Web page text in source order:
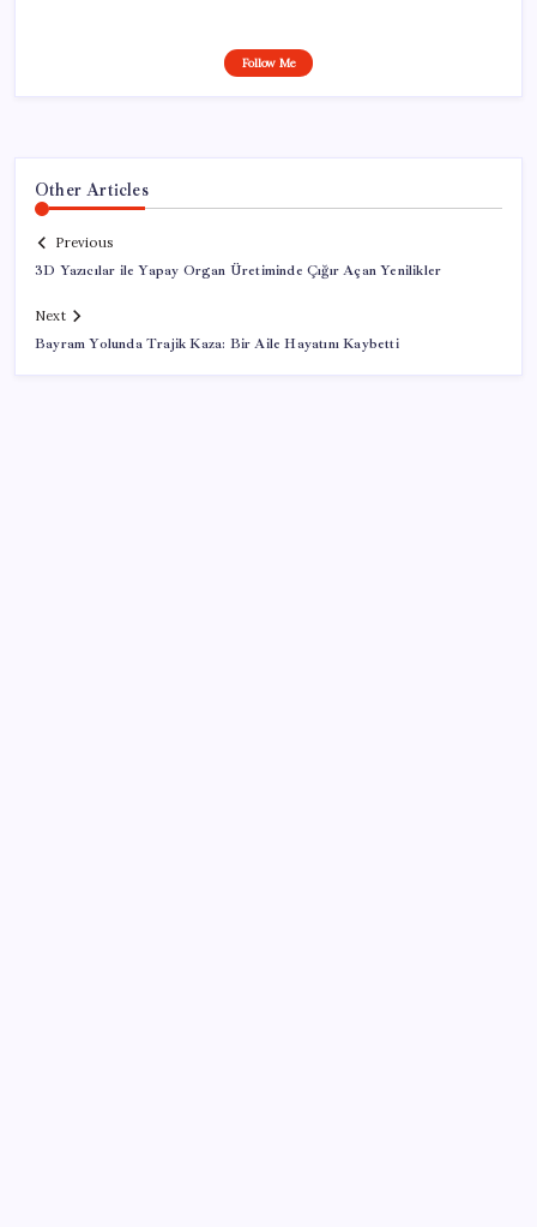
Follow Me
Other Articles
Previous
3D Yazıcılar ile Yapay Organ Üretiminde Çığır Açan Yenilikler
Next
Bayram Yolunda Trajik Kaza: Bir Aile Hayatını Kaybetti